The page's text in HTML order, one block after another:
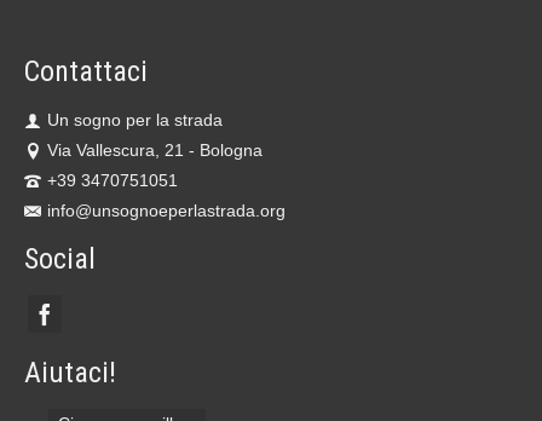
Contattaci
Un sogno per la strada
Via Vallescura, 21 - Bologna
+39 3470751051
info@unsognoeperlastrada.org
Social
Aiutaci!